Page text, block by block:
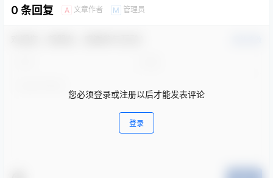
0 条回复 A 文章作者 M 管理员
您必须登录或注册以后才能发表评论
登录